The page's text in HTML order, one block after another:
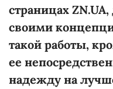
страницах
своими
такой работы,
ее
надежду на